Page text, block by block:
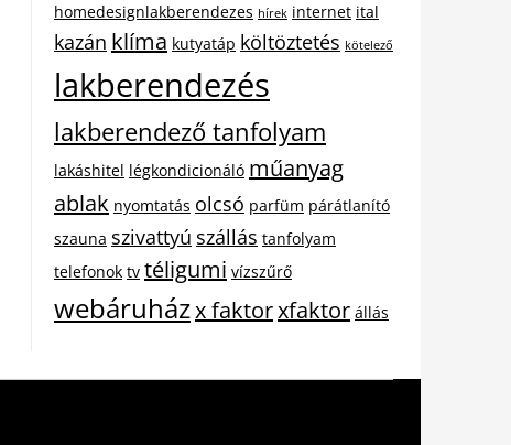
homedesignlakberendezes hírek internet ital
kazán klíma kutyatáp költöztetés kötelező
lakberendezés
lakberendező tanfolyam
lakáshitel légkondicionáló műanyag
ablak nyomtatás olcsó parfüm párátlanító
szauna szivattyú szállás tanfolyam
telefonok tv téligumi vízszűrő
webáruházx faktorxfaktor állás